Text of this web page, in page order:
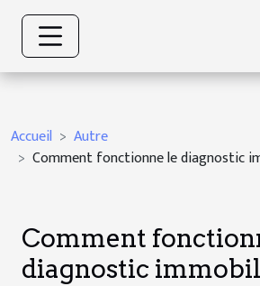
Accueil
Autre
Comment fonctionne le diagnostic
Comment
diagnostic